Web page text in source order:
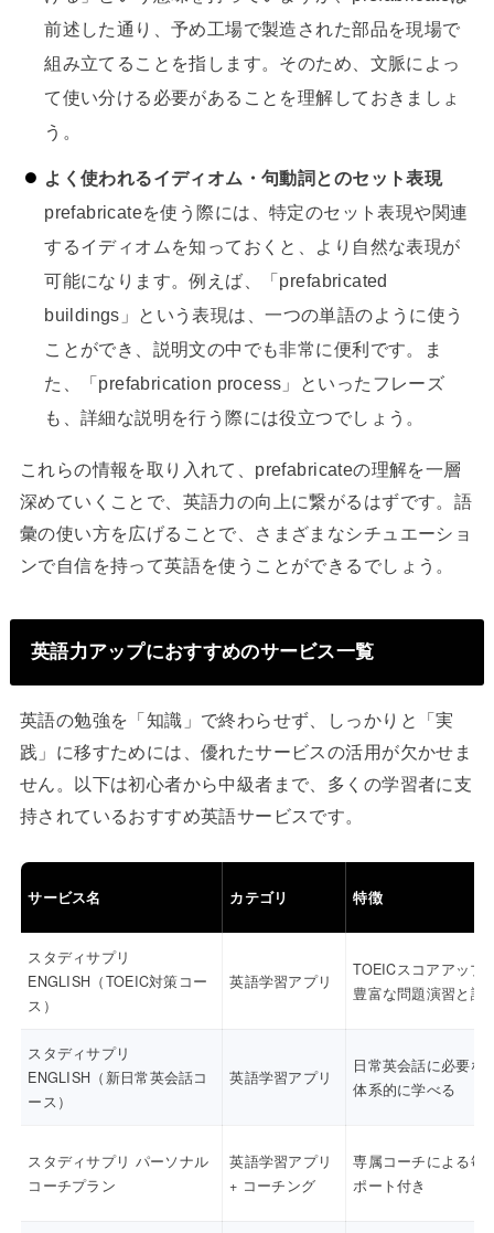
前述した通り、予め工場で製造された部品を現場で
組み立てることを指します。そのため、文脈によっ
て使い分ける必要があることを理解しておきましょ
う。
よく使われるイディオム・句動詞とのセット表現
prefabricateを使う際には、特定のセット表現や関連
するイディオムを知っておくと、より自然な表現が
可能になります。例えば、「prefabricated
buildings」という表現は、一つの単語のように使う
ことができ、説明文の中でも非常に便利です。ま
た、「prefabrication process」といったフレーズ
も、詳細な説明を行う際には役立つでしょう。
これらの情報を取り入れて、prefabricateの理解を一層
深めていくことで、英語力の向上に繋がるはずです。語
彙の使い方を広げることで、さまざまなシチュエーショ
ンで自信を持って英語を使うことができるでしょう。
英語力アップにおすすめのサービス一覧
英語の勉強を「知識」で終わらせず、しっかりと「実
践」に移すためには、優れたサービスの活用が欠かせま
せん。以下は初心者から中級者まで、多くの学習者に支
持されているおすすめ英語サービスです。
サービス名 カテゴリ 特徴
スタディサプリ
ENGLISH（TOEIC対策コー
ス）
英語学習アプリ
TOEICスコアアップ
豊富な問題演習と講
スタディサプリ
ENGLISH（新日常英会話コ
ース）
英語学習アプリ
日常英会話に必要な
体系的に学べる
スタディサプリ パーソナル
コーチプラン
英語学習アプリ
+ コーチング
専属コーチによる毎
ポート付き